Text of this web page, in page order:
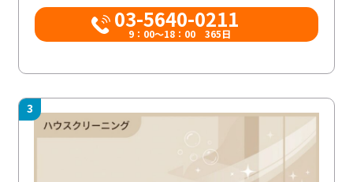
03-5640-0211
9：00～18：00 365日
3